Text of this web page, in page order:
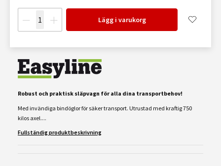
Lägg i varukorg
Robust och praktisk släpvagn för alla dina transportbehov!
Med invändiga bindöglor för säker transport. Utrustad med kraftig 750
kilos axel....
Fullständig produktbeskrivning